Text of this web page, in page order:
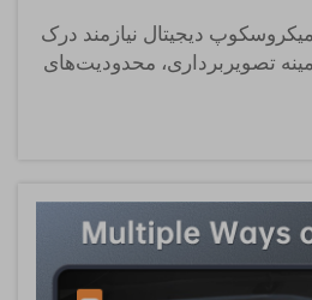
دیجیتال نیازمند درک
تصویربرداری، محدودیت‌های
است که به‌طور مستقیم بر
شما تأثیر می‌گذارند.
دیجیتال...